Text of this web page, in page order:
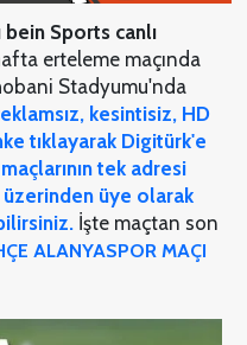
Sports canlı
erteleme maçında
Stadyumu'nda
kesintisiz, HD
tıklayarak Digitürk'e
tek adresi
üye olarak
İşte maçtan son
ALANYASPOR MAÇI